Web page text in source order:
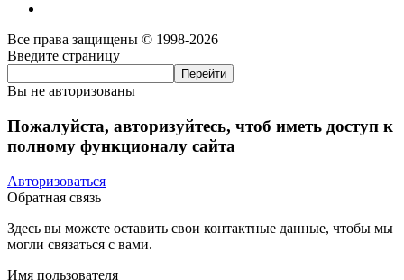
Все права защищены © 1998-2026
Введите страницу
Вы не авторизованы
Пожалуйста, авторизуйтесь, чтоб иметь доступ к
полному функционалу сайта
Авторизоваться
Обратная связь
Здесь вы можете оставить свои контактные данные, чтобы мы
могли связаться с вами.
Имя пользователя